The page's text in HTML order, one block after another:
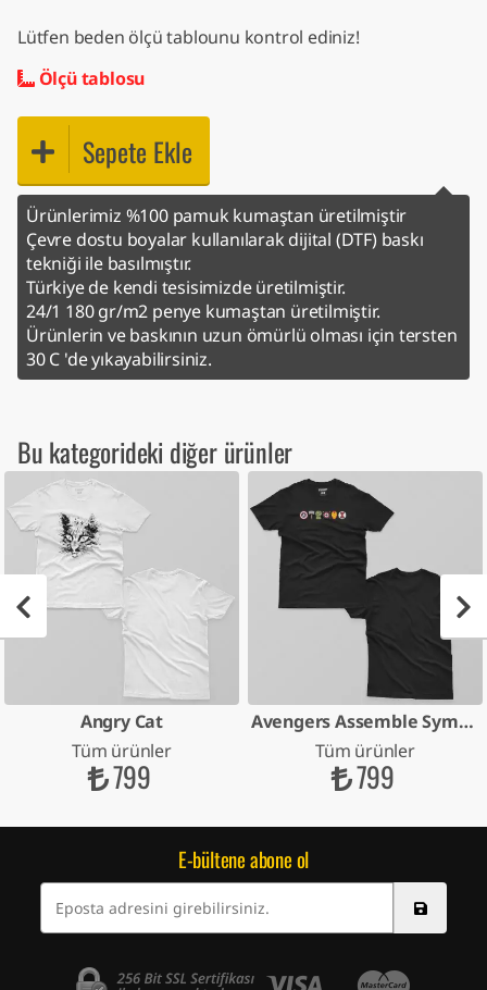
Lütfen beden ölçü tablounu kontrol ediniz!
Ölçü tablosu
Sepete Ekle
Ürünlerimiz %100 pamuk kumaştan üretilmiştir
Çevre dostu boyalar kullanılarak dijital (DTF) baskı
tekniği ile basılmıştır.
Türkiye de kendi tesisimizde üretilmiştir.
24/1 180 gr/m2 penye kumaştan üretilmiştir.
Ürünlerin ve baskının uzun ömürlü olması için tersten
30 C 'de yıkayabilirsiniz.
Bu kategorideki diğer ürünler
Angry Cat
Tüm ürünler
799
Avengers Assemble Symbol Logo
Tüm ürünler
799
E-bültene abone ol